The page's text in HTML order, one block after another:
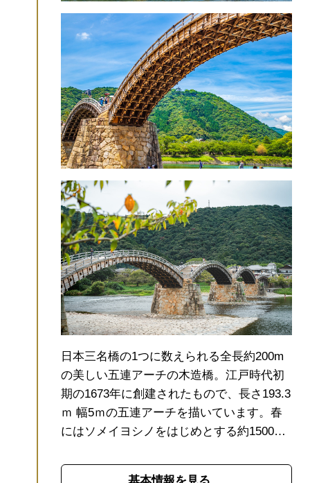
日本三名橋の1つに数えられる全長約200m
の美しい五連アーチの木造橋。 江戸時代初
期の1673年に創建されたもので、長さ193.3
ｍ 幅5ｍの五連アーチを描いています。 春
にはソメイヨシノをはじめとする約1500本
添え優雅な景観が広がります。繊細な木組